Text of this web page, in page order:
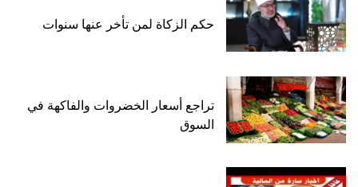
حكم الزكاة لمن تأخر عنها سنوات
تراجع أسعار الخضروات والفاكهة في
السوق